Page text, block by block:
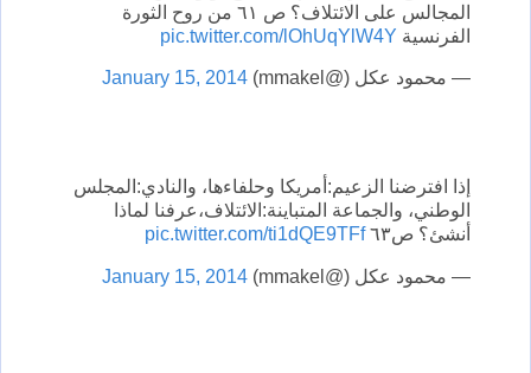
المجالس على الائتلاف؟ ص ٦١ من روح الثورة
الفرنسية pic.twitter.com/lOhUqYlW4Y
— محمود عكل (@mmakel) January 15, 2014
إذا افترضنا الزعيم:أمريكا وحلفاءها، والنادي:المجلس
الوطني، والجماعة المتباينة:الائتلاف،عرفنا لماذا
أنشئ؟ ص٦٣
pic.twitter.com/ti1dQE9TFf
— محمود عكل (@mmakel) January 15, 2014